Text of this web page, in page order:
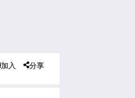
分享
加入